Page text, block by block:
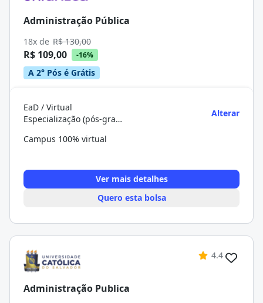
Administração Pública
18x de R$ 130,00
R$ 109,00 -16%
A 2° Pós é Grátis
EaD / Virtual
Especialização (pós-graduação)
Alterar
Campus 100% virtual
Ver mais detalhes
Quero esta bolsa
4.4
Administração Publica